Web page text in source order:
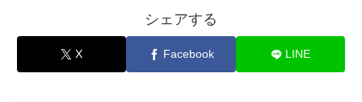
シェアする
X Facebook LINE